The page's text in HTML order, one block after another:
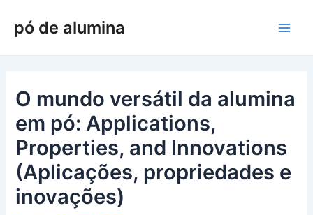
parapó de alumina
O mundo versátil da alumina
em pó: Applications,
Properties, and Innovations
(Aplicações, propriedades e
inovações)